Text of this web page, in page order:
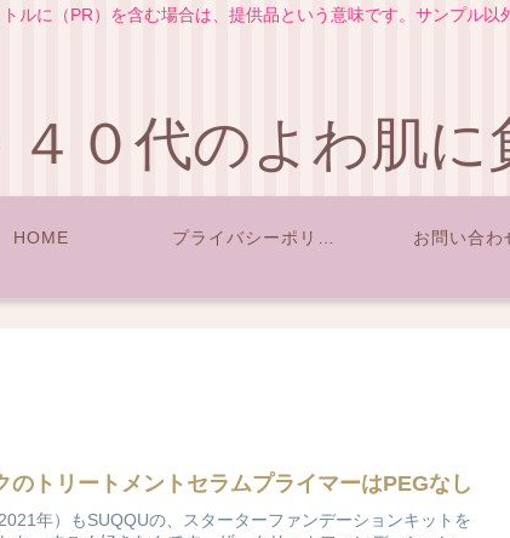
ルに（PR）を含む場合は、提供品という意味です。サンプル以
４０代のよわ肌に
HOME お問い合わ
のトリートメントセラムプライマーはPEGなし
年）もSUQQUの、スターターファンデーションキットを